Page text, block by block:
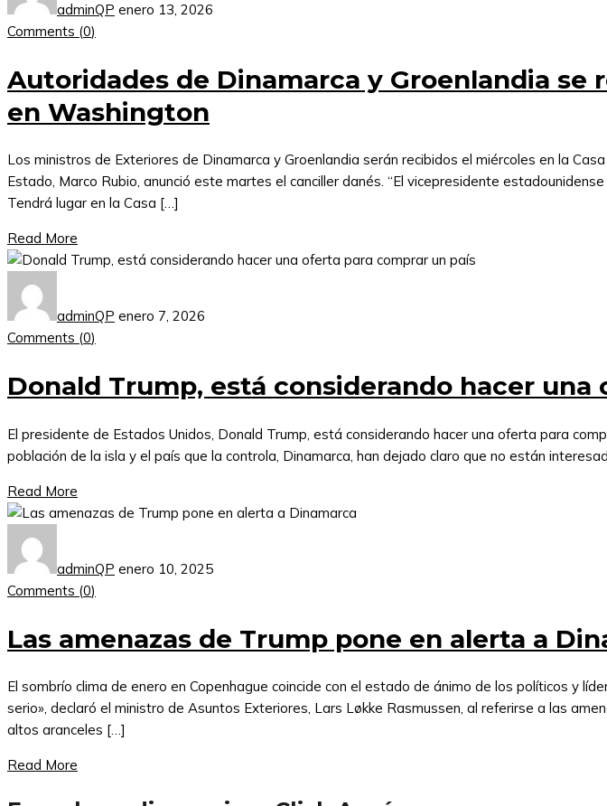
adminQP enero 13, 2026
Comments (0)
Autoridades de Dinamarca y Groenlandia se
en Washington
Los ministros de Exteriores de Dinamarca y Groenlandia serán recibidos el miércoles en la
Estado, Marco Rubio, anunció este martes el canciller danés. “El vicepresidente
Tendrá lugar en la Casa […]
Read More
adminQP enero 7, 2026
Comments (0)
Donald Trump, está considerando hacer
El presidente de Estados Unidos, Donald Trump, está considerando hacer una oferta para
población de la isla y el país que la controla, Dinamarca, han dejado claro que no están
Read More
adminQP enero 10, 2025
Comments (0)
Las amenazas de Trump pone en alerta a
El sombrío clima de enero en Copenhague coincide con el estado de ánimo de los políticos y
serio», declaró el ministro de Asuntos Exteriores, Lars Løkke Rasmussen, al referirse a las
altos aranceles […]
Read More